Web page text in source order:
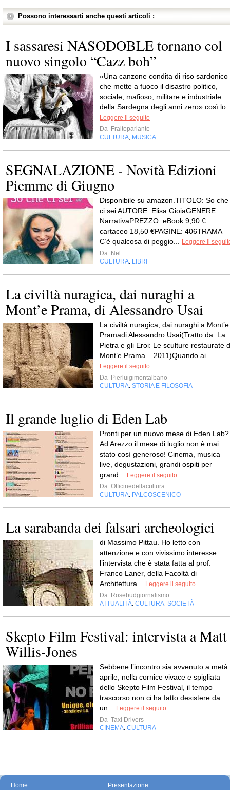
Possono interessarti anche questi articoli :
I sassaresi NASODOBLE tornano col
nuovo singolo “Cazz boh”
«Una canzone condita di riso sardonico
che mette a fuoco il disastro politico,
sociale, mafioso, militare e industriale
della Sardegna degli anni zero» così
Leggere il seguito
Da Fraltoparlante
CULTURA MUSICA
SEGNALAZIONE - Novità Edizioni
Piemme di Giugno
Disponibile su amazon.TITOLO: So che
ci sei AUTORE: Elisa GioiaGENERE:
NarrativaPREZZO: eBook 9,90 €
cartaceo 18,50 €PAGINE: 406TRAMA
C’è qualcosa di peggio...
Leggere il
Da Nel
CULTURA LIBRI
La civiltà nuragica, dai nuraghi a
Mont’e Prama, di Alessandro Usai
La civiltà nuragica, dai nuraghi a Mont’e
Pramadi Alessandro Usai(Tratto da: La
Pietra e gli Eroi: Le sculture restaurate
Mont’e Prama – 2011)Quando ai...
Leggere il seguito
Da Pierluigimontalbano
CULTURA STORIA E FILOSOFIA
Il grande luglio di Eden Lab
Pronti per un nuovo mese di Eden Lab?
Ad Arezzo il mese di luglio non è mai
stato così generoso! Cinema, musica
live, degustazioni, grandi ospiti per
grand...
Leggere il seguito
Da Officinedellacultura
CULTURA PALCOSCENICO
La sarabanda dei falsari archeologici
di Massimo Pittau. Ho letto con
attenzione e con vivissimo interesse
l’intervista che è stata fatta al prof.
Franco Laner, della Facoltà di
Architettura...
Leggere il seguito
Da Rosebudgiornalismo
ATTUALITÀ CULTURA SOCIETÀ
Skepto Film Festival: intervista a Matt
Willis-Jones
Sebbene l’incontro sia avvenuto a metà
aprile, nella cornice vivace e spigliata
dello Skepto Film Festival, il tempo
trascorso non ci ha fatto desistere da
un...
Leggere il seguito
Da Taxi Drivers
CINEMA CULTURA
Home Presentazione